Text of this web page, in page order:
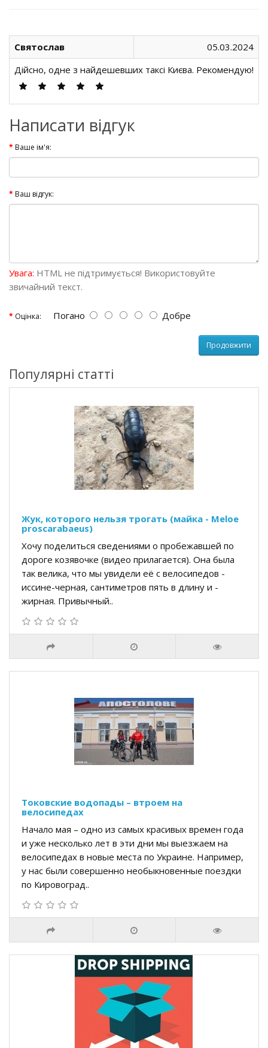
Святослав
05.03.2024
Дійсно, одне з найдешевших таксі Києва. Рекомендую!
Написати відгук
Ваше ім'я:
Ваш відгук:
Увага: HTML не підтримується! Використовуйте
звичайний текст.
Оцінка: Погано Добре
Продовжити
Популярні статті
Жук, которого нельзя трогать (майка - Meloe
proscarabaeus)
Хочу поделиться сведениями о пробежавшей по
дороге козявочке (видео прилагается). Она была
так велика, что мы увидели её с велосипедов -
иссине-черная, сантиметров пять в длину и -
жирная. Привычный..
Токовские водопады – втроем на
велосипедах
Начало мая – одно из самых красивых времен года
и уже несколько лет в эти дни мы выезжаем на
велосипедах в новые места по Украине. Например,
у нас были совершенно необыкновенные поездки
по Кировоград..